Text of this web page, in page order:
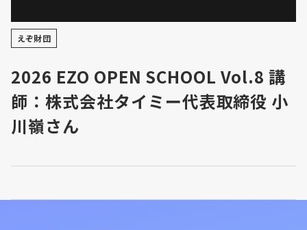
えぞ財団
2026 EZO OPEN SCHOOL Vol.8 講
師：株式会社タイミー代表取締役 小
川嶺さん